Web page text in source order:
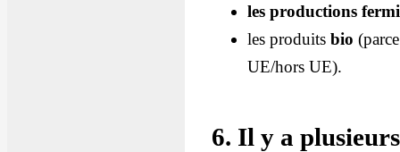
les productions
les produitsbio
UE/hors UE).
6. Il y a